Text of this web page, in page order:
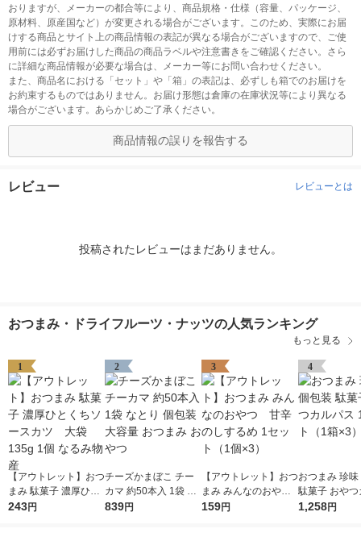
おりますが、メーカーの都合等により、商品規格・仕様（容量、パッケージ、
原材料、原産国など）が変更される場合がございます。このため、実際にお届
けする商品とサイト上の商品情報の表記が異なる場合がございますので、ご使
用前には必ずお届けした商品の商品ラベルや注意書きをご確認ください。さら
に詳細な商品情報が必要な場合は、メーカー等にお問い合わせください。
また、商品名における「セット」や「箱」の表記は、必ずしも箱でのお届けを
お約束するものではありません。お届け形態は倉庫の在庫状況等により異なる
場合がございます。あらかじめご了承ください。
商品情報の誤りを報告する
レビュー レビューとは
投稿されたレビューはまだありません。
おつまみ・ドライフルーツ・ナッツの人気ランキング
もっと見る
1
【アウトレット】おつ
まみ 駄菓子 濃厚ひと
くちソースカツ 大
243円
2
チーズかまぼこ チー
カマ 約50本入 1袋 な
とり 個包装 大容量 お
839円
3
【アウトレット】おつ
まみ みんなのおや
つ 甘辛のしするめ 1
159円
4
おつまみ 珍
駄菓子 おやつ
ス 1セット（
1,258円